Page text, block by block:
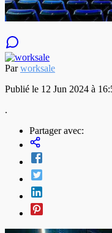
Parworksale
Publié le 12 Jun 2024 à
.
Partager avec: